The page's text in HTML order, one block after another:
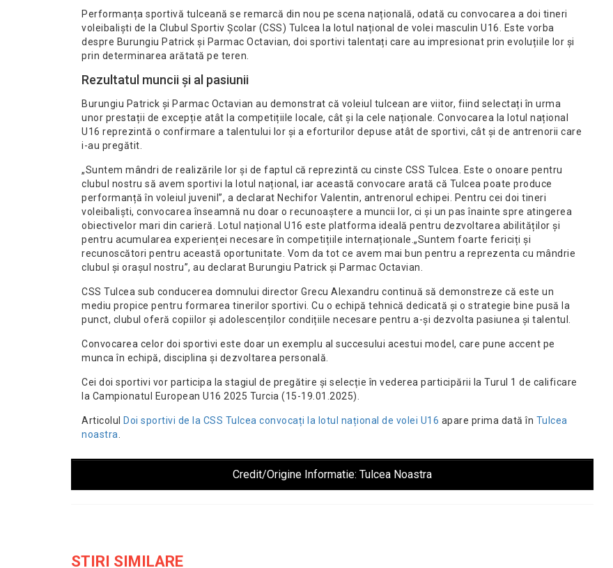
Performanța sportivă tulceană se remarcă din nou pe scena națională, odată cu convocarea a doi tineri
voleibaliști de la Clubul Sportiv Școlar (CSS) Tulcea la lotul național de volei masculin U16. Este vorba
despre Burungiu Patrick și Parmac Octavian, doi sportivi talentați care au impresionat prin evoluțiile lor și
prin determinarea arătată pe teren.
Rezultatul muncii și al pasiunii
Burungiu Patrick și Parmac Octavian au demonstrat că voleiul tulcean are viitor, fiind selectați în urma
unor prestații de excepție atât la competițiile locale, cât și la cele naționale. Convocarea la lotul național
U16 reprezintă o confirmare a talentului lor și a eforturilor depuse atât de sportivi, cât și de antrenorii care
i-au pregătit.
„Suntem mândri de realizările lor și de faptul că reprezintă cu cinste CSS Tulcea. Este o onoare pentru
clubul nostru să avem sportivi la lotul național, iar această convocare arată că Tulcea poate produce
performanță în voleiul juvenil”, a declarat Nechifor Valentin, antrenorul echipei. Pentru cei doi tineri
voleibaliști, convocarea înseamnă nu doar o recunoaștere a muncii lor, ci și un pas înainte spre atingerea
obiectivelor mari din carieră. Lotul național U16 este platforma ideală pentru dezvoltarea abilităților și
pentru acumularea experienței necesare în competițiile internaționale.„Suntem foarte fericiți și
recunoscători pentru această oportunitate. Vom da tot ce avem mai bun pentru a reprezenta cu mândrie
clubul și orașul nostru”, au declarat Burungiu Patrick și Parmac Octavian.
CSS Tulcea sub conducerea domnului director Grecu Alexandru continuă să demonstreze că este un
mediu propice pentru formarea tinerilor sportivi. Cu o echipă tehnică dedicată și o strategie bine pusă la
punct, clubul oferă copiilor și adolescenților condițiile necesare pentru a-și dezvolta pasiunea și talentul.
Convocarea celor doi sportivi este doar un exemplu al succesului acestui model, care pune accent pe
munca în echipă, disciplina și dezvoltarea personală.
Cei doi sportivi vor participa la stagiul de pregătire și selecție în vederea participării la Turul 1 de calificare
la Campionatul European U16 2025 Turcia (15-19.01.2025).
Articolul Doi sportivi de la CSS Tulcea convocați la lotul național de volei U16 apare prima dată în Tulcea
noastra.
Credit/Origine Informatie: Tulcea Noastra
STIRI SIMILARE